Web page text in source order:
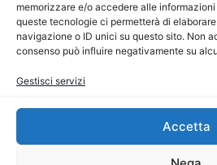
memorizzare e/o accedere alle
queste tecnologie ci permetterà di
navigazione o ID unici su questo sito. Non
consenso può influire negativamente su
Gestisci servizi
Accetta
Cookie Policy
Dichiarazione di accessibilità
Whistleblowing